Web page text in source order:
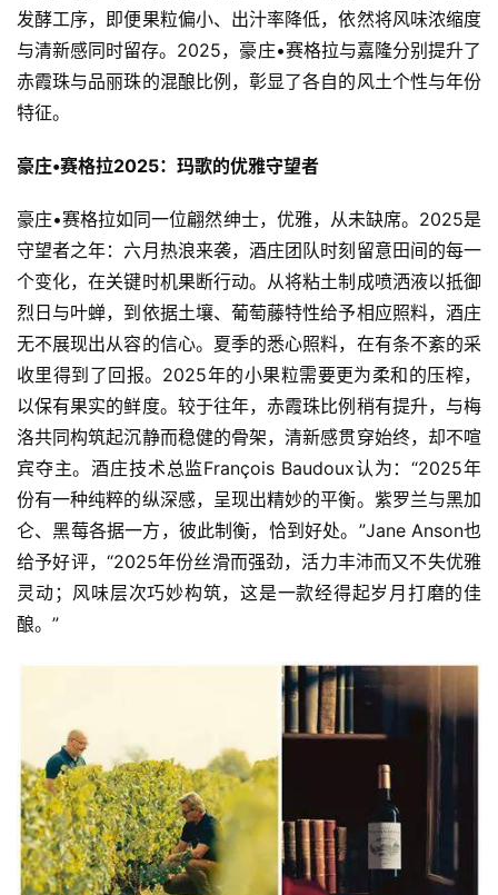
发酵工序，即便果粒偏小、出汁率降低，依然将风味浓缩度
与清新感同时留存。2025，豪庄•赛格拉与嘉隆分别提升了
赤霞珠与品丽珠的混酿比例，彰显了各自的风土个性与年份
特征。
豪庄•赛格拉2025：玛歌的优雅守望者
豪庄•赛格拉如同一位翩然绅士，优雅，从未缺席。2025是
守望者之年：六月热浪来袭，酒庄团队时刻留意田间的每一
个变化，在关键时机果断行动。从将粘土制成喷洒液以抵御
烈日与叶蝉，到依据土壤、葡萄藤特性给予相应照料，酒庄
无不展现出从容的信心。夏季的悉心照料，在有条不紊的采
收里得到了回报。2025年的小果粒需要更为柔和的压榨，
以保有果实的鲜度。较于往年，赤霞珠比例稍有提升，与梅
洛共同构筑起沉静而稳健的骨架，清新感贯穿始终，却不喧
宾夺主。酒庄技术总监François Baudoux认为：“2025年
份有一种纯粹的纵深感，呈现出精妙的平衡。紫罗兰与黑加
仑、黑莓各据一方，彼此制衡，恰到好处。”Jane Anson也
给予好评，“2025年份丝滑而强劲，活力丰沛而又不失优雅
灵动；风味层次巧妙构筑，这是一款经得起岁月打磨的佳
酿。”